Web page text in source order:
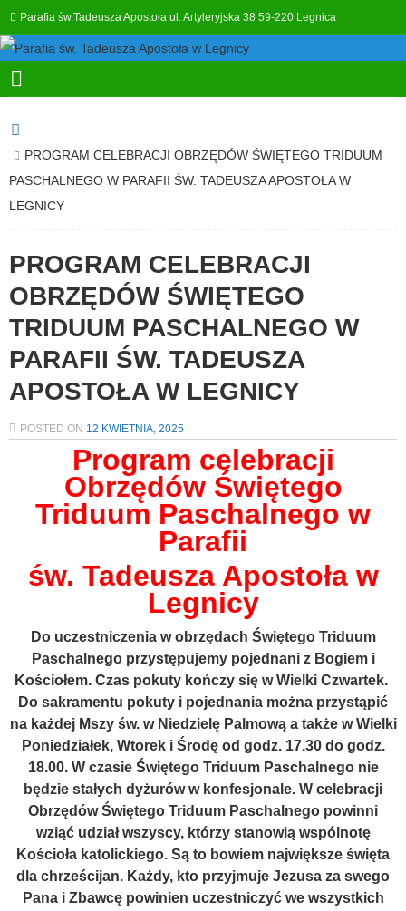
Parafia św.Tadeusza Apostoła ul. Artyleryjska 38 59-220 Legnica
PROGRAM CELEBRACJI OBRZĘDÓW ŚWIĘTEGO TRIDUUM
PASCHALNEGO W PARAFII ŚW. TADEUSZA APOSTOŁA W
LEGNICY
PROGRAM CELEBRACJI
OBRZĘDÓW ŚWIĘTEGO
TRIDUUM PASCHALNEGO W
PARAFII ŚW. TADEUSZA
APOSTOŁA W LEGNICY
POSTED ON 12 KWIETNIA, 2025
Program celebracji
Obrzędów Świętego
Triduum Paschalnego w
Parafii
św. Tadeusza Apostoła w
Legnicy
Do uczestniczenia w obrzędach Świętego Triduum
Paschalnego przystępujemy pojednani z Bogiem i
Kościołem. Czas pokuty kończy się w Wielki Czwartek.
Do sakramentu pokuty i pojednania można przystąpić
na każdej Mszy św. w Niedzielę Palmową a także w Wielki
Poniedziałek, Wtorek i Środę od godz. 17.30 do godz.
18.00. W czasie Świętego Triduum Paschalnego nie
będzie stałych dyżurów w konfesjonale. W celebracji
Obrzędów Świętego Triduum Paschalnego powinni
wziąć udział wszyscy, którzy stanowią wspólnotę
Kościoła katolickiego. Są to bowiem największe święta
dla chrześcijan. Każdy, kto przyjmuje Jezusa za swego
Pana i Zbawcę powinien uczestniczyć we wszystkich